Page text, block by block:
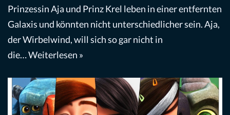
Prinzessin Aja und Prinz Krel leben in einer entfernten
Galaxis und könnten nicht unterschiedlicher sein. Aja,
der Wirbelwind, will sich so gar nicht in
die…Weiterlesen »